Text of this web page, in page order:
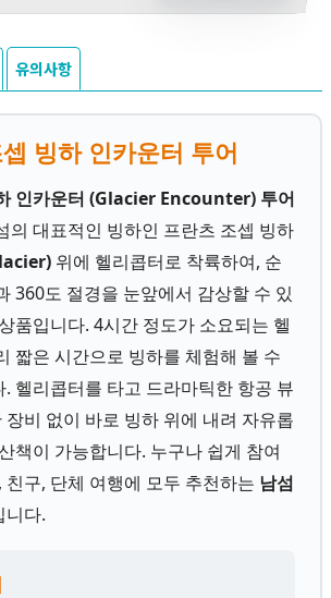
유의사항
빙하 인카운터 투어
인카운터 (Glacier Encounter) 투어
의 대표적인 빙하인 프란츠 조셉 빙하
위에 헬리콥터로 착륙하여, 순
360도 절경을 눈앞에서 감상할 수 있
품입니다. 4시간 정도가 소요되는 헬
짧은 시간으로 빙하를 체험해 볼 수
헬리콥터를 타고 드라마틱한 항공 뷰
장비 없이 바로 빙하 위에 내려 자유롭
책이 가능합니다. 누구나 쉽게 참여
친구, 단체 여행에 모두 추천하는 남섬
니다.